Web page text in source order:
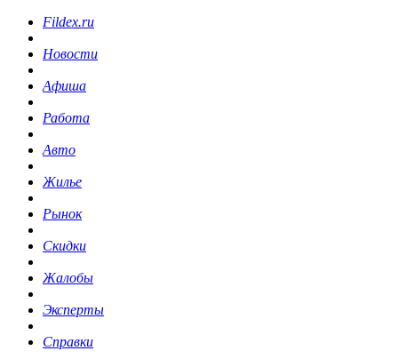
Fildex.ru
Новости
Афиша
Работа
Авто
Жилье
Рынок
Скидки
Жалобы
Эксперты
Справки